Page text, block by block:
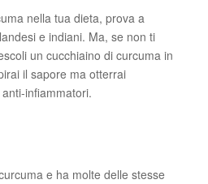
nella tua dieta, prova a
e indiani. Ma, se non ti
un cucchiaino di curcuma in
il sapore ma otterrai
infiammatori.
e ha molte delle stesse